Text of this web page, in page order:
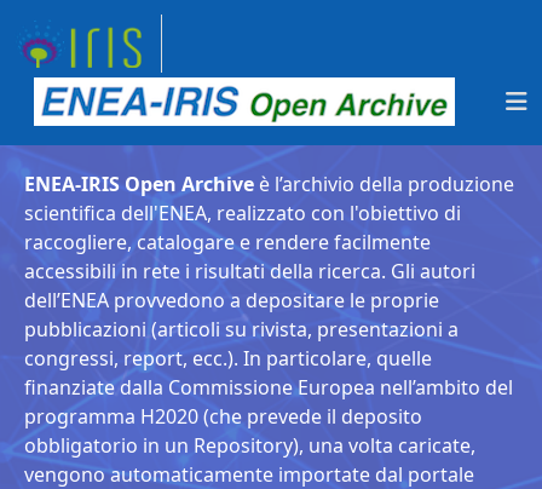
ENEA-IRIS Open Archive è l’archivio della produzione
scientifica dell'ENEA, realizzato con l'obiettivo di
raccogliere, catalogare e rendere facilmente
accessibili in rete i risultati della ricerca. Gli autori
dell’ENEA provvedono a depositare le proprie
pubblicazioni (articoli su rivista, presentazioni a
congressi, report, ecc.). In particolare, quelle
finanziate dalla Commissione Europea nell’ambito del
programma H2020 (che prevede il deposito
obbligatorio in un Repository), una volta caricate,
vengono automaticamente importate dal portale